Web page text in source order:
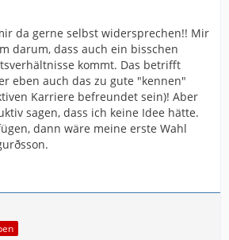
da gerne selbst widersprechen!! Mir
darum, dass auch ein bisschen
kommt. Das betrifft
eben auch das zu gute "kennen"
Karriere befreundet sein)! Aber
sagen, dass ich keine Idee hätte.
dann wäre meine erste Wahl